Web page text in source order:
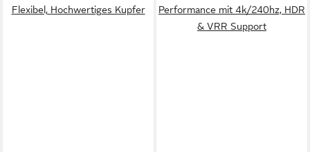
Flexibel, Hochwertiges Kupfer
Performance mit 4k/240hz, HDR
& VRR Support